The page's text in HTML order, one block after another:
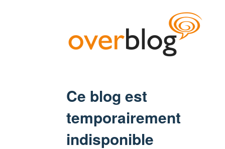
Ce blog est
temporairement
indisponible